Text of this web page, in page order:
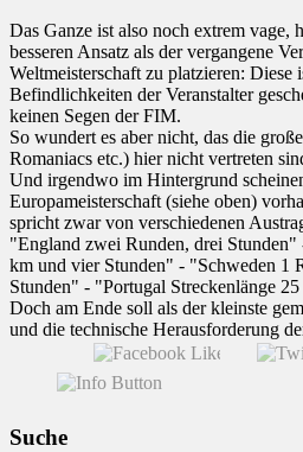
Das Ganze ist also noch extrem vage,
besseren Ansatz als der vergangene
Weltmeisterschaft zu platzieren: Diese
Befindlichkeiten der Veranstalter
keinen Segen der FIM.
So wundert es aber nicht, das die
Romaniacs etc.) hier nicht vertreten
Und irgendwo im Hintergrund
Europameisterschaft (siehe oben)
spricht zwar von verschiedenen
"England zwei Runden, drei
km und vier Stunden" - "Schweden 1
Stunden" - "Portugal Streckenlänge
Doch am Ende soll als der kleinste
und die technische Herausforderung
Suche